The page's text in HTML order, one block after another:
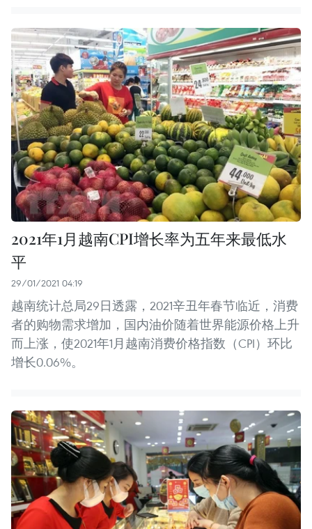
2021年1月越南CPI增长率为五年来最低水
平
29/01/2021 04:19
越南统计总局29日透露，2021辛丑年春节临近，消费
者的购物需求增加，国内油价随着世界能源价格上升
而上涨，使2021年1月越南消费价格指数（CPI）环比
增长0.06%。